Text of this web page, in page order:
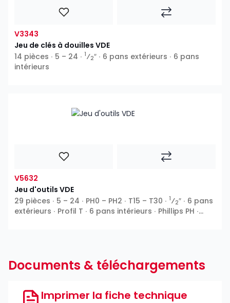
V3343
Jeu de clés à douilles VDE
14 pièces ∙ 5 – 24 ∙ 1⁄2″ ∙ 6 pans extérieurs ∙ 6 pans
intérieurs
V5632
Jeu d'outils VDE
29 pièces ∙ 5 – 24 ∙ PH0 – PH2 ∙ T15 – T30 ∙ 1⁄2″ ∙ 6 pans
extérieurs ∙ Profil T ∙ 6 pans intérieurs ∙ Phillips PH ∙
Documents & téléchargements
Imprimer la fiche technique